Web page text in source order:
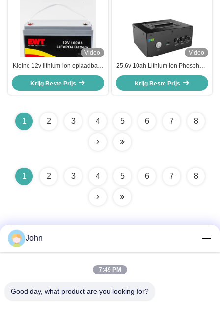
Video
Kleine 12v lithium-ion oplaadbare
batterij met perfecte oplossing
voor industriële energiebehoeften
Krijg Beste Prijs
Video
25.6v 10ah Lithium Ion Phosphate
Battery 32650 Lifepo4 Battery
Krijg Beste Prijs
1 2 3 4 5 6 7 8
1 2 3 4 5 6 7 8
John
7:49 PM
Good day, what product are you looking for?